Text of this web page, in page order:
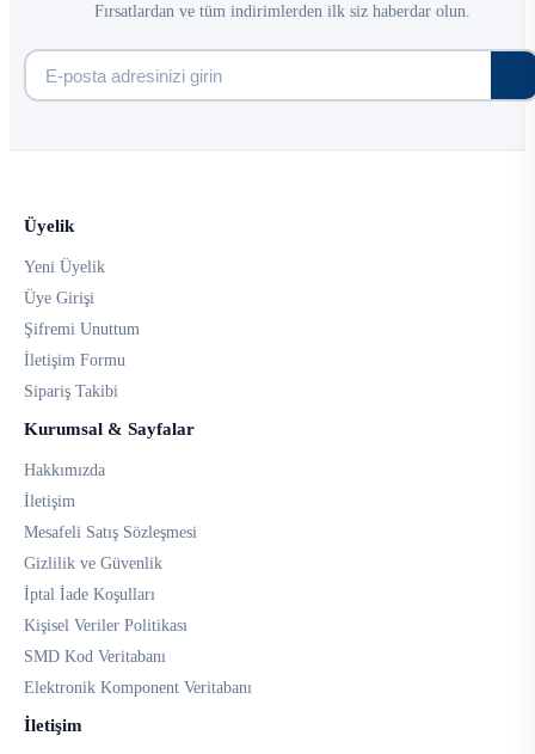
Fırsatlardan ve tüm indirimlerden ilk siz haberdar olun.
Üyelik
Yeni Üyelik
Üye Girişi
Şifremi Unuttum
İletişim Formu
Sipariş Takibi
Kurumsal & Sayfalar
Hakkımızda
İletişim
Mesafeli Satış Sözleşmesi
Gizlilik ve Güvenlik
İptal İade Koşulları
Kişisel Veriler Politikası
SMD Kod Veritabanı
Elektronik Komponent Veritabanı
İletişim